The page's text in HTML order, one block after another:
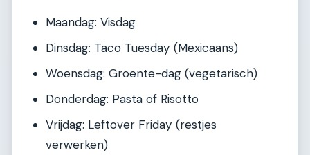
Maandag: Visdag
Dinsdag: Taco Tuesday (Mexicaans)
Woensdag: Groente-dag (vegetarisch)
Donderdag: Pasta of Risotto
Vrijdag: Leftover Friday (restjes
verwerken)